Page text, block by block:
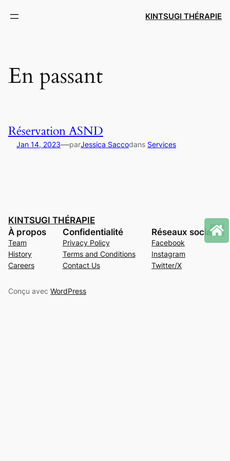
KINTSUGI THÉRAPIE
En passant
Réservation ASND
Jan 14, 2023—parJessica Saccodans Services
KINTSUGI THÉRAPIE
À propos
Team
History
Careers
Confidentialité
Privacy Policy
Terms and Conditions
Contact Us
Réseaux sociaux
Facebook
Instagram
Twitter/X
Conçu avec WordPress